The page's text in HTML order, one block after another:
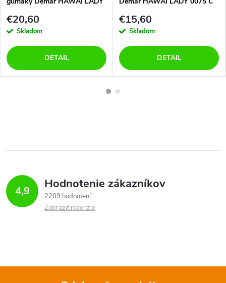
€20,60
Skladom
DETAIL
€15,60
Skladom
DETAIL
4,9 Hodnotenie zákazníkov
2209 hodnotení
Zobraziť recenzie